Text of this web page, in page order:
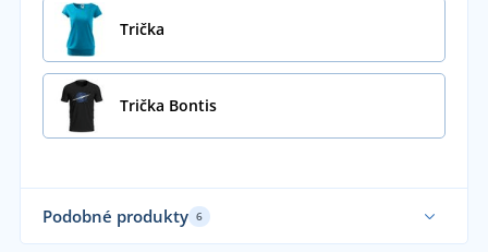
Trička
Trička Bontis
Podobné produkty 6